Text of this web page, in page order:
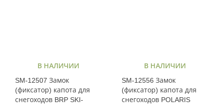
В НАЛИЧИИ
SM-12507 Замок
(фиксатор) капота для
снегоходов BRP SKI-
В НАЛИЧИИ
SM-12556 Замок
(фиксатор) капота для
снегоходов POLARIS